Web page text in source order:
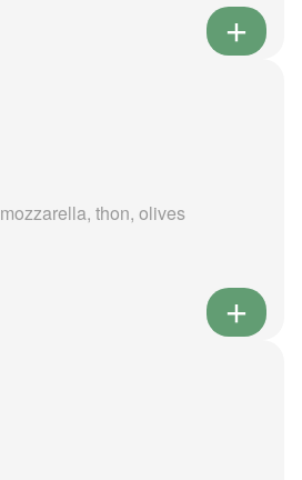
thon, olives